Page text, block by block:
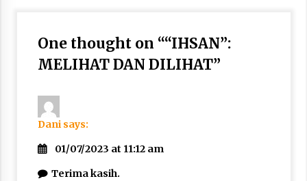
One thought on ““IHSAN”:
MELIHAT DAN DILIHAT”
Dani says:
01/07/2023 at 11:12 am
Terima kasih.